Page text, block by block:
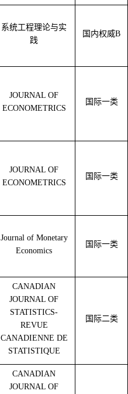
系统工程理论与实
践
国内权威B
JOURNAL OF
ECONOMETRICS
国际一类
JOURNAL OF
ECONOMETRICS
国际一类
Journal of Monetary
Economics
国际一类
CANADIAN
JOURNAL OF
STATISTICS-
REVUE
CANADIENNE DE
STATISTIQUE
国际二类
CANADIAN
JOURNAL OF